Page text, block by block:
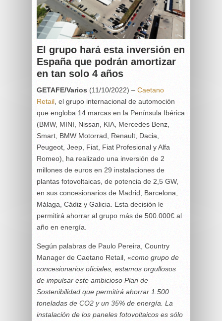
El grupo hará esta inversión en
España que podrán amortizar
en tan solo 4 años
GETAFE/Varios (11/10/2022) – Caetano
Retail , el grupo internacional de automoción
que engloba 14 marcas en la Península Ibérica
(BMW, MINI, Nissan, KIA, Mercedes Benz,
Smart, BMW Motorrad, Renault, Dacia,
Peugeot, Jeep, Fiat, Fiat Profesional y Alfa
Romeo), ha realizado una inversión de 2
millones de euros en 29 instalaciones de
plantas fotovoltaicas, de potencia de 2,5 GW,
en sus concesionarios de Madrid, Barcelona,
Málaga, Cádiz y Galicia. Esta decisión le
permitirá ahorrar al grupo más de 500.000€ al
año en energía.
Según palabras de Paulo Pereira, Country
Manager de Caetano Retail, «como grupo de
concesionarios oficiales, estamos orgullosos
de impulsar este ambicioso Plan de
Sostenibilidad que permitirá ahorrar 1.500
toneladas de CO2 y un 35% de energía. La
instalación de los paneles fotovoltaicos es sólo